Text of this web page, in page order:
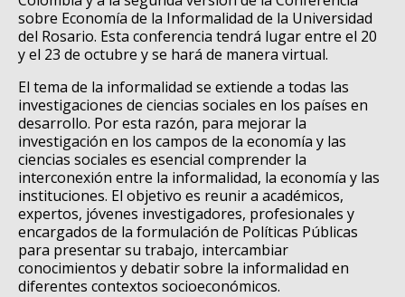
sobre Economía de la Informalidad de la Universidad
del Rosario. Esta conferencia tendrá lugar entre el 20
y el 23 de octubre y se hará de manera virtual.
El tema de la informalidad se extiende a todas las
investigaciones de ciencias sociales en los países en
desarrollo. Por esta razón, para mejorar la
investigación en los campos de la economía y las
ciencias sociales es esencial comprender la
interconexión entre la informalidad, la economía y las
instituciones. El objetivo es reunir a académicos,
expertos, jóvenes investigadores, profesionales y
encargados de la formulación de Políticas Públicas
para presentar su trabajo, intercambiar
conocimientos y debatir sobre la informalidad en
diferentes contextos socioeconómicos.